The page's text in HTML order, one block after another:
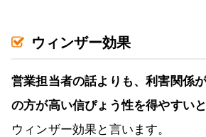
ウィンザー効果
営業担当者の話よりも、利害関係
の方が高い信ぴょう性を得やすい
ウィンザー効果と言います。